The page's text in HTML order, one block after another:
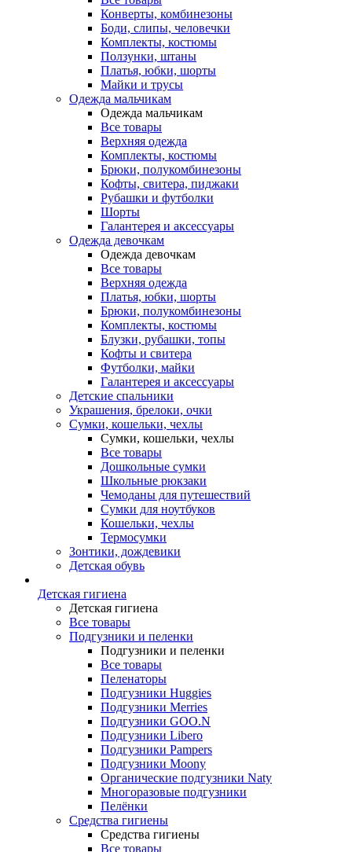
Конверты, комбинезоны
Боди, слипы, человечки
Комплекты, костюмы
Ползунки, штаны
Платья, юбки, шорты
Майки и трусы
Одежда мальчикам
Одежда мальчикам
Все товары
Верхняя одежда
Комплекты, костюмы
Брюки, полукомбинезоны
Кофты, свитера, пиджаки
Рубашки и футболки
Шорты
Галантерея и аксессуары
Одежда девочкам
Одежда девочкам
Все товары
Верхняя одежда
Платья, юбки, шорты
Брюки, полукомбинезоны
Комплекты, костюмы
Блузки, рубашки, топы
Кофты и свитера
Футболки, майки
Галантерея и аксессуары
Детские спальники
Украшения, брелоки, очки
Сумки, кошельки, чехлы
Сумки, кошельки, чехлы
Все товары
Дошкольные сумки
Школьные рюкзаки
Чемоданы для путешествий
Сумки для ноутбуков
Кошельки, чехлы
Термосумки
Зонтики, дождевики
Детская обувь
Детская гигиена
Детская гигиена
Все товары
Подгузники и пеленки
Подгузники и пеленки
Все товары
Пеленаторы
Подгузники Huggies
Подгузники Merries
Подгузники GOO.N
Подгузники Libero
Подгузники Pampers
Подгузники Moony
Органические подгузники Naty
Многоразовые подгузники
Пелёнки
Средства гигиены
Средства гигиены
Все товары